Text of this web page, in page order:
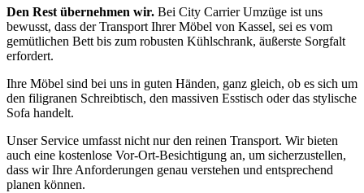
Den Rest übernehmen wir. Bei City Carrier Umzüge ist uns
bewusst, dass der Transport Ihrer Möbel von Kassel, sei es vom
gemütlichen Bett bis zum robusten Kühlschrank, äußerste Sorgfalt
erfordert.
Ihre Möbel sind bei uns in guten Händen, ganz gleich, ob es sich um
den filigranen Schreibtisch, den massiven Esstisch oder das stylische
Sofa handelt.
Unser Service umfasst nicht nur den reinen Transport. Wir bieten
auch eine kostenlose Vor-Ort-Besichtigung an, um sicherzustellen,
dass wir Ihre Anforderungen genau verstehen und entsprechend
planen können.